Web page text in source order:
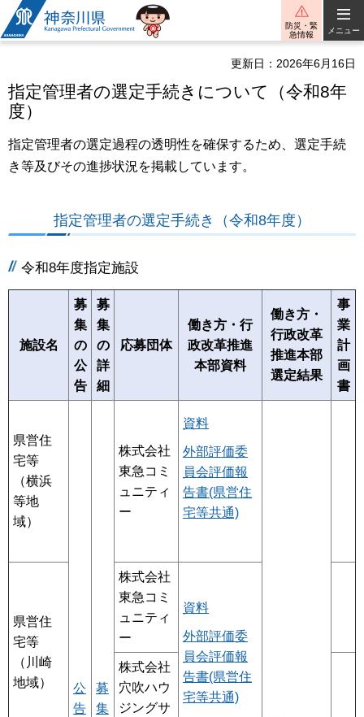
神奈川県
防災・緊
急情報
メニュー
更新日：2026年6月16日
指定管理者の選定手続きについて（令和8年
度）
指定管理者の選定過程の透明性を確保するため、選定手続
き等及びその進捗状況を掲載しています。
指定管理者の選定手続き（令和8年度）
令和8年度指定施設
施設名
募
集
の
公
告
募
集
の
詳
細
応募団体
働き方・行
政改革推進
本部資料
働き方・
行政改革
推進本部
選定結果
事
業
計
画
書
県営住
宅等
（横浜
等地
域）
公
告
募
集
株式会社
東急コミ
ュニティ
ー
資料
外部評価委
員会評価報
告書(県営住
宅等共通)
県営住
宅等
（川崎
地域）
株式会社
東急コミ
ュニティ
ー
資料
外部評価委
員会評価報
告書(県営住
宅等共通)
株式会社
穴吹ハウ
ジングサ